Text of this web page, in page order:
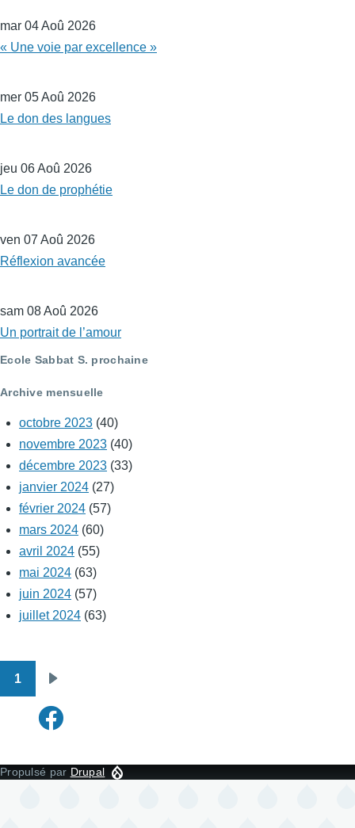
mar 04 Aoû 2026
« Une voie par excellence »
mer 05 Aoû 2026
Le don des langues
jeu 06 Aoû 2026
Le don de prophétie
ven 07 Aoû 2026
Réflexion avancée
sam 08 Aoû 2026
Un portrait de l’amour
Ecole Sabbat S. prochaine
Archive mensuelle
octobre 2023 (40)
novembre 2023 (40)
décembre 2023 (33)
janvier 2024 (27)
février 2024 (57)
mars 2024 (60)
avril 2024 (55)
mai 2024 (63)
juin 2024 (57)
juillet 2024 (63)
Pagination
1
suivante
Propulsé par Drupal